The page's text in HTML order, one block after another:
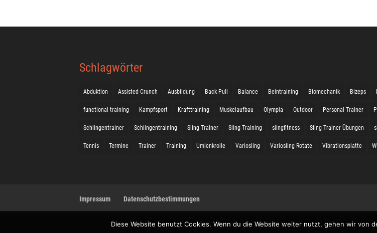
Schlagwörter
Abduktion Assisted Crunch Ausbildung Back Pull Balance Beintraining Biomechanik Bizeps
functional training Kampfsport Krafttraining Muskelaufbau Olympia Outdoor Personal-Trainer
Schlingentrainer Schlingentraining Sling-Trainer Sling-Training slingfitness Sling Trainer Übungen
Tennis Termine Trainer Training Umlenkrolle Variosling Variosling Rotate Vibrationsplatte
Impressum Datenschutzbestimmungen
Diese Website benutzt Cookies. Wenn du die Website weiter nutzt, gehen wir von